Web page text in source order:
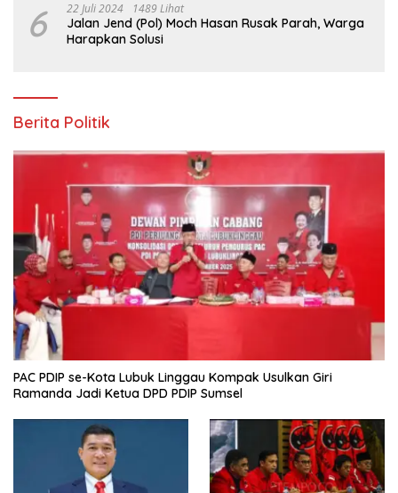
6 22 Juli 2024 1489 Lihat
Jalan Jend (Pol) Moch Hasan Rusak Parah, Warga
Harapkan Solusi
Berita Politik
PAC PDIP se-Kota Lubuk Linggau Kompak Usulkan Giri
Ramanda Jadi Ketua DPD PDIP Sumsel